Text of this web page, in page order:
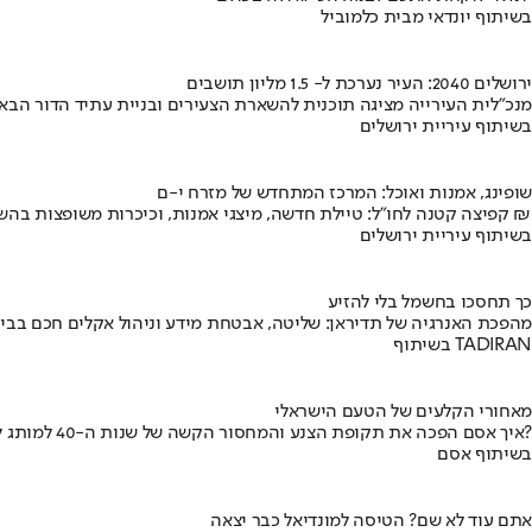
בשיתוף יונדאי מבית כלמוביל
ירושלים 2040: העיר נערכת ל- 1.5 מליון תושבים
מנכ"לית העירייה מציגה תוכנית להשארת הצעירים ובניית עתיד הדור
בשיתוף עיריית ירושלים
שופינג, אמנות ואוכל: המרכז המתחדש של מזרח י-ם
קפיצה קטנה לחו"ל: טיילת חדשה, מיצגי אמנות, וכיכרות משופצות בהשקעה של 100 מיליון ₪
בשיתוף עיריית ירושלים
כך תחסכו בחשמל בלי להזיע
מהפכת האנרגיה של תדיראן: שליטה, אבטחת מידע וניהול אקלים חכם
בשיתוף TADIRAN
מאחורי הקלעים של הטעם הישראלי
איך אסם הפכה את תקופת הצנע והמחסור הקשה של שנות ה-40 למותג לאומי?
בשיתוף אסם
אתם עוד לא שם? הטיסה למונדיאל כבר יצאה